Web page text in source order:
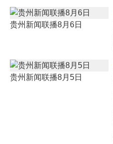
贵州新闻联播8月6日
贵州新闻联播8月5日